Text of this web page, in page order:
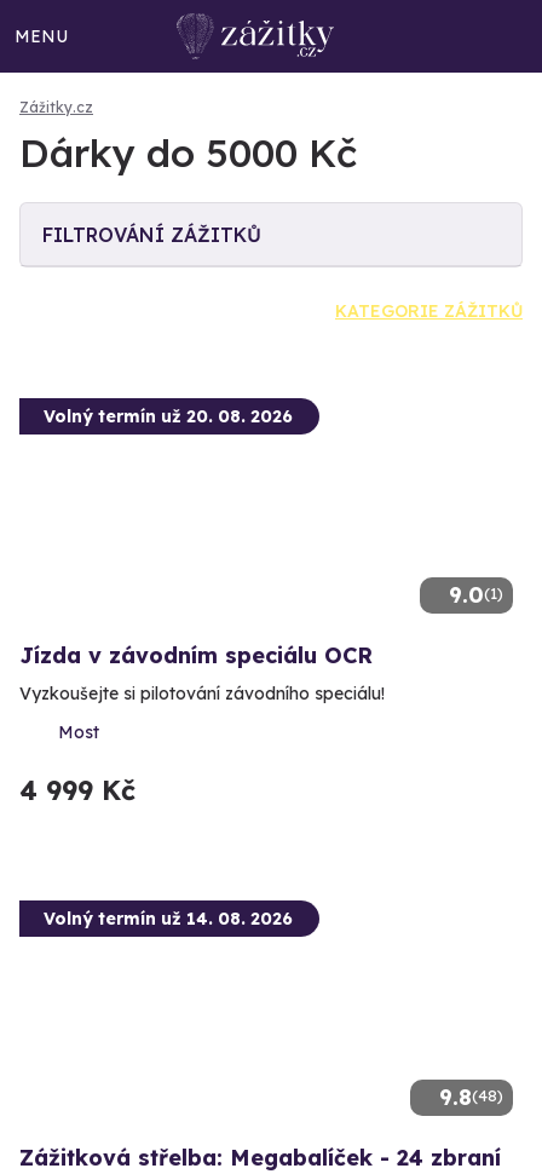
MENU
Zážitky.cz
Dárky do 5000 Kč
FILTROVÁNÍ ZÁŽITKŮ
KATEGORIE ZÁŽITKŮ
9.0(1)
Volný termín už 20. 08. 2026
Jízda v závodním speciálu OCR
Vyzkoušejte si pilotování závodního speciálu!
Most
4 999 Kč
9.8(48)
Volný termín už 14. 08. 2026
Zážitková střelba: Megabalíček - 24 zbraní